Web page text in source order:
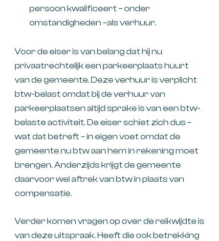
persoon kwalificeert – onder
omstandigheden –als verhuur.
Voor de eiser is van belang dat hij nu
privaatrechtelijk een parkeerplaats huurt
van de gemeente. Deze verhuur is verplicht
btw-belast omdat bij de verhuur van
parkeerplaatsen altijd sprake is van een btw-
belaste activiteit. De eiser schiet zich dus –
wat dat betreft – in eigen voet omdat de
gemeente nu btw aan hem in rekening moet
brengen. Anderzijds krijgt de gemeente
daarvoor wel aftrek van btw in plaats van
compensatie.
Verder komen vragen op over de reikwijdte is
van deze uitspraak. Heeft die ook betrekking